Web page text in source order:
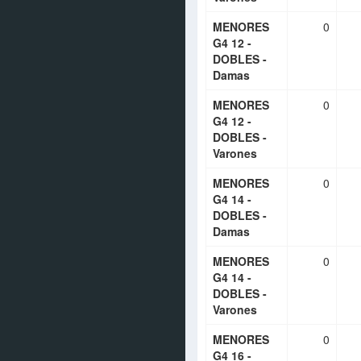
MENORES
G4 12 -
DOBLES -
Damas
0
MENORES
G4 12 -
DOBLES -
Varones
0
MENORES
G4 14 -
DOBLES -
Damas
0
MENORES
G4 14 -
DOBLES -
Varones
0
MENORES
G4 16 -
0